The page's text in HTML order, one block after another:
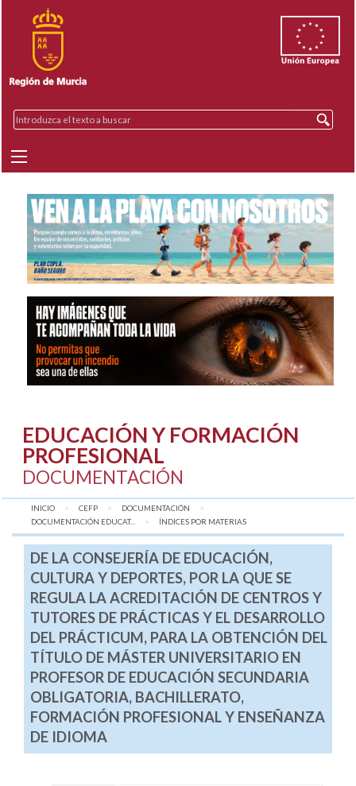
EDUCACIÓN Y FORMACIÓN
PROFESIONAL
DOCUMENTACIÓN
INICIO CEFP
DOCUMENTACIÓN
DOCUMENTACIÓN EDUCAT...
AQUÍ:
ÍNDICES POR MATERIAS
DE LA CONSEJERÍA DE EDUCACIÓN,
CULTURA Y DEPORTES, POR LA QUE SE
REGULA LA ACREDITACIÓN DE CENTROS Y
TUTORES DE PRÁCTICAS Y EL DESARROLLO
DEL PRÁCTICUM, PARA LA OBTENCIÓN DEL
TÍTULO DE MÁSTER UNIVERSITARIO EN
PROFESOR DE EDUCACIÓN SECUNDARIA
OBLIGATORIA, BACHILLERATO,
FORMACIÓN PROFESIONAL Y ENSEÑANZA
DE IDIOMA